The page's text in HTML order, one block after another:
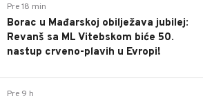
Pre 18 min
Borac u Mađarskoj obilježava jubilej:
Revanš sa ML Vitebskom biće 50.
nastup crveno-plavih u Evropi!
Pre 9 h